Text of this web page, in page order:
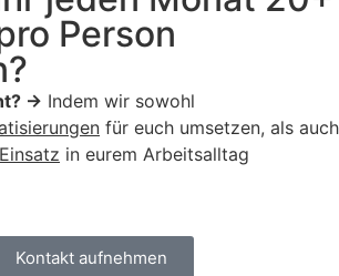
Person
→ Indem wir sowohl
für euch umsetzen, als auch
in eurem Arbeitsalltag
Kontakt aufnehmen